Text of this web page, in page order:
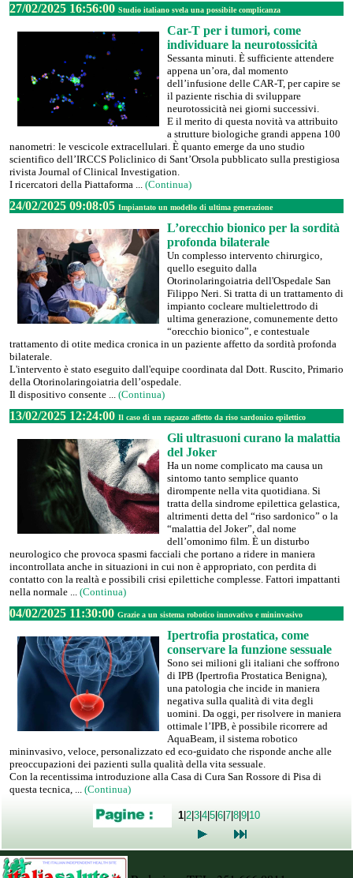
27/02/2025 16:56:00 Studio italiano svela una possibile complicanza
Car-T per i tumori, come
individuare la neurotossicità
Sessanta minuti. È sufficiente attendere
appena un’ora, dal momento
dell’infusione delle CAR-T, per capire se
il paziente rischia di sviluppare
neurotossicità nei giorni successivi.
E il merito di questa novità va attribuito
a strutture biologiche grandi appena 100
nanometri: le vescicole extracellulari. È quanto emerge da uno studio
scientifico dell’IRCCS Policlinico di Sant’Orsola pubblicato sulla prestigiosa
rivista Journal of Clinical Investigation.
I ricercatori della Piattaforma ... (Continua)
24/02/2025 09:08:05 Impiantato un modello di ultima generazione
L’orecchio bionico per la sordità
profonda bilaterale
Un complesso intervento chirurgico,
quello eseguito dalla
Otorinolaringoiatria dell'Ospedale San
Filippo Neri. Si tratta di un trattamento di
impianto cocleare multielettrodo di
ultima generazione, comunemente detto
“orecchio bionico”, e contestuale
trattamento di otite medica cronica in un paziente affetto da sordità profonda
bilaterale.
L'intervento è stato eseguito dall'equipe coordinata dal Dott. Ruscito, Primario
della Otorinolaringoiatria dell’ospedale.
Il dispositivo consente ... (Continua)
13/02/2025 12:24:00 Il caso di un ragazzo affetto da riso sardonico epilettico
Gli ultrasuoni curano la malattia
del Joker
Ha un nome complicato ma causa un
sintomo tanto semplice quanto
dirompente nella vita quotidiana. Si
tratta della sindrome epilettica gelastica,
altrimenti detta del “riso sardonico” o la
“malattia del Joker”, dal nome
dell’omonimo film. È un disturbo
neurologico che provoca spasmi facciali che portano a ridere in maniera
incontrollata anche in situazioni in cui non è appropriato, con perdita di
contatto con la realtà e possibili crisi epilettiche complesse. Fattori impattanti
nella normale ... (Continua)
04/02/2025 11:30:00 Grazie a un sistema robotico innovativo e mininvasivo
Ipertrofia prostatica, come
conservare la funzione sessuale
Sono sei milioni gli italiani che soffrono
di IPB (Ipertrofia Prostatica Benigna),
una patologia che incide in maniera
negativa sulla qualità di vita degli
uomini. Da oggi, per risolvere in maniera
ottimale l’IPB, è possibile ricorrere ad
AquaBeam, il sistema robotico
mininvasivo, veloce, personalizzato ed eco-guidato che risponde anche alle
preoccupazioni dei pazienti sulla qualità della vita sessuale.
Con la recentissima introduzione alla Casa di Cura San Rossore di Pisa di
questa tecnica, ... (Continua)
1|2|3|4|5|6|7|8|9|10